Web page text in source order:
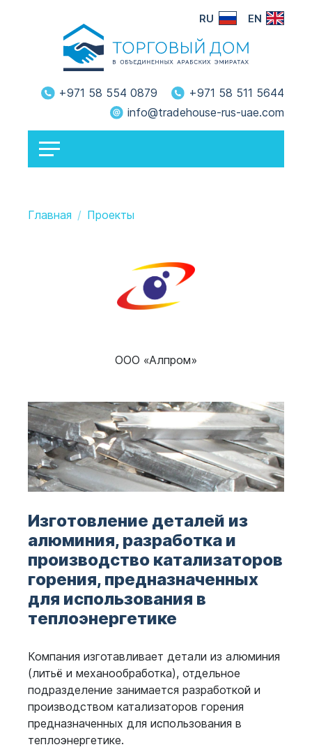
RU EN
+971 58 554 0879
+971 58 511 5644
info@tradehouse-rus-uae.com
Главная Проекты
ООО «Алпром»
Изготовление деталей из
алюминия, разработка и
производство катализаторов
горения, предназначенных
для использования в
теплоэнергетике
Компания изготавливает детали из алюминия
(литьё и механообработка), отдельное
подразделение занимается разработкой и
производством катализаторов горения
предназначенных для использования в
теплоэнергетике.